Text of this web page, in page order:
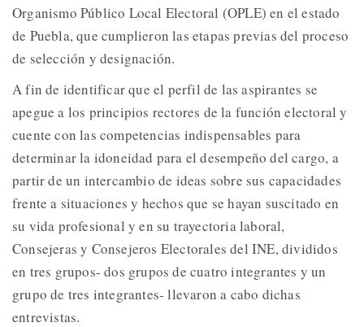
Organismo Público Local Electoral (OPLE) en el estado
de Puebla, que cumplieron las etapas previas del proceso
de selección y designación.
A fin de identificar que el perfil de las aspirantes se
apegue a los principios rectores de la función electoral y
cuente con las competencias indispensables para
determinar la idoneidad para el desempeño del cargo, a
partir de un intercambio de ideas sobre sus capacidades
frente a situaciones y hechos que se hayan suscitado en
su vida profesional y en su trayectoria laboral,
Consejeras y Consejeros Electorales del INE, divididos
en tres grupos- dos grupos de cuatro integrantes y un
grupo de tres integrantes- llevaron a cabo dichas
entrevistas.